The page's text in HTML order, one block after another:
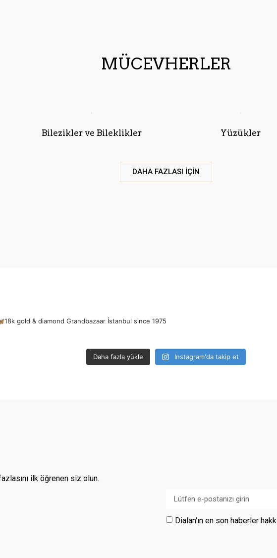
MÜCEVHERLER
Bilezikler ve Bileklikler Yüzükler
DAHA FAZLASI İÇİN
gold & diamond Grandbazaar İstanbul since 1975
Daha fazla yükle Instagram'da takip et
ilk öğrenen siz olun.
Dialan'ın en son haberler